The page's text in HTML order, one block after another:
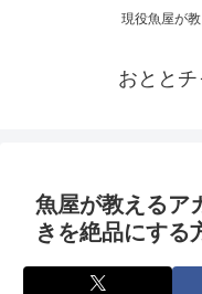
現役魚屋が
おとと
魚屋が教えるア
きを絶品にする